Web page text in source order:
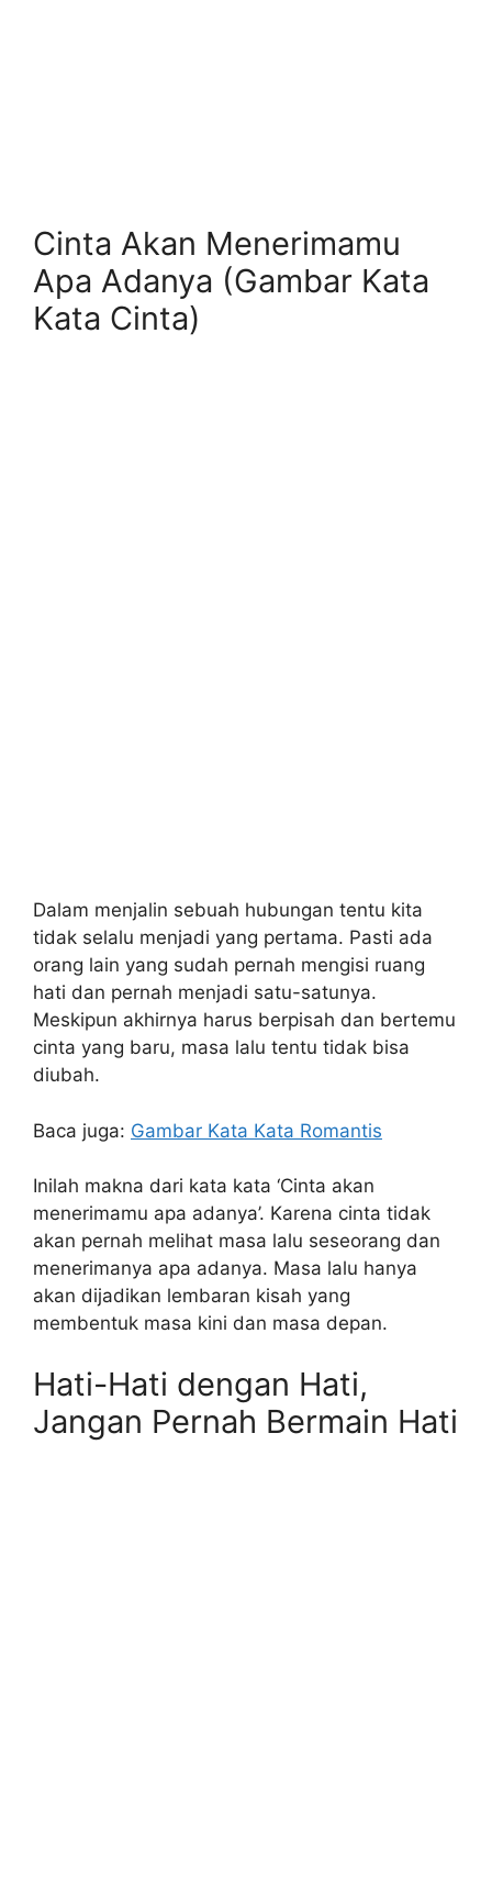
Cinta Akan Menerimamu
Apa Adanya (Gambar Kata
Kata Cinta)
Dalam menjalin sebuah hubungan tentu kita
tidak selalu menjadi yang pertama. Pasti ada
orang lain yang sudah pernah mengisi ruang
hati dan pernah menjadi satu-satunya.
Meskipun akhirnya harus berpisah dan bertemu
cinta yang baru, masa lalu tentu tidak bisa
diubah.
Baca juga: Gambar Kata Kata Romantis
Inilah makna dari kata kata ‘Cinta akan
menerimamu apa adanya’. Karena cinta tidak
akan pernah melihat masa lalu seseorang dan
menerimanya apa adanya. Masa lalu hanya
akan dijadikan lembaran kisah yang
membentuk masa kini dan masa depan.
Hati-Hati dengan Hati,
Jangan Pernah Bermain Hati